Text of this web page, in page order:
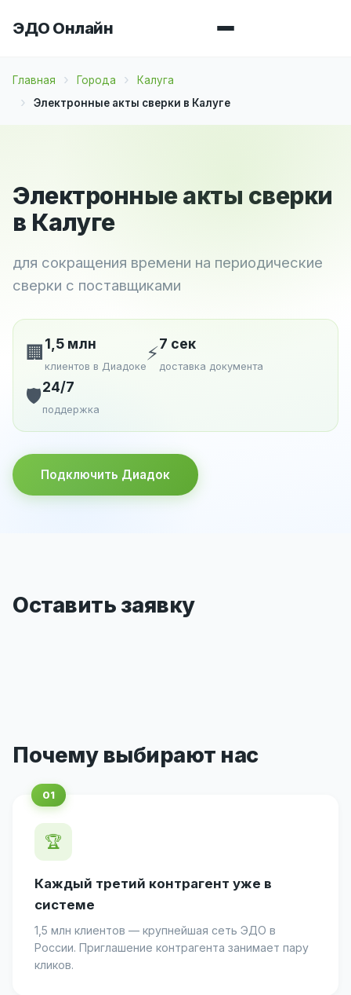
ЭДО Онлайн
Главная Города
Калуга
Электронные акты сверки в Калуге
Электронные акты сверки
в Калуге
для сокращения времени на периодические
сверки с поставщиками
🏢 1,5 млн
клиентов в Диадоке
⚡7 сек
доставка документа
🛡️24/7
поддержка
Подключить Диадок
Оставить заявку
Почему выбирают нас
🏆
Каждый третий контрагент уже в
системе
1,5 млн клиентов — крупнейшая сеть ЭДО в
России. Приглашение контрагента занимает пару
кликов.